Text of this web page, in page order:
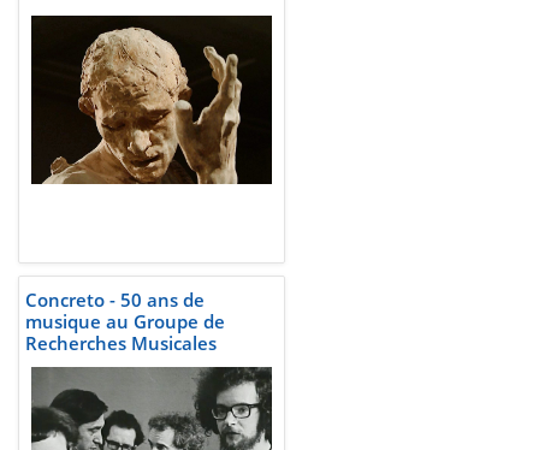
Concreto - 50 ans de
musique au Groupe de
Recherches Musicales